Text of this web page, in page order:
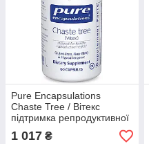
Pure Encapsulations
Chaste Tree / Вітекс
підтримка репродуктивної
системи 60 капсул
1 017 ₴